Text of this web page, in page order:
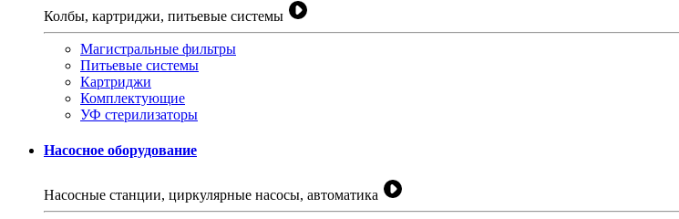
Колбы, картриджи, питьевые системы
Магистральные фильтры
Питьевые системы
Картриджи
Комплектующие
УФ стерилизаторы
Насосное оборудование
Насосные станции, циркулярные насосы, автоматика